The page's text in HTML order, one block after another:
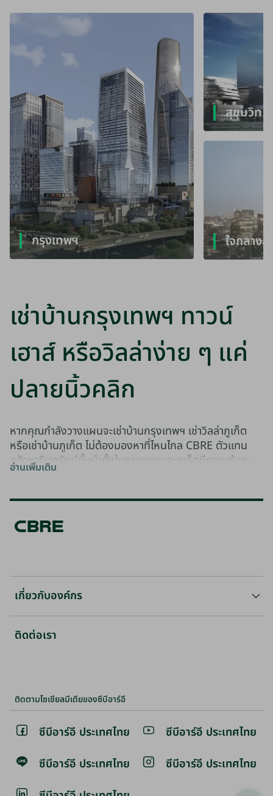
กรุงเทพฯ
สุขุมวิท
ใจกลาง
เช่าบ้านกรุงเทพฯ ทาวน์
เฮาส์ หรือวิลล่าง่าย ๆ แค่
ปลายนิ้วคลิก
หากคุณกำลังวางแผนจะเช่าบ้านกรุงเทพฯ เช่าวิลล่าภูเก็ต
หรือเช่าบ้านภูเก็ต ไม่ต้องมองหาที่ไหนไกล CBRE ตัวแทน
อสังหาริมทรัพย์ชั้นนำทั้งในกรุงเทพและภูเก็ตมีความรู้และ
ข้อมูลที่อัปเดต พร้อมช่วยคุณค้นหาบ้านเช่าที่ตรงตามความ
ในย่านใจกลางเมือง คุณจะพบบ้านเช่าหลากหลายรูปแบบ
ตั้งแต่บ้านขนาดใหญ่สำหรับครอบครัว ไปจนถึงวิลล่าสไตล์รี
ด้วยทำเลและขนาดที่แตกต่างหลากหลาย การค้นหาบ้านเช่า
ทำได้อย่างง่ายดายเพียงปลายนิ้วคลิก
หรือหากต้องการทางเลือกอื่น ๆ ทาวน์เฮาส์ให้เช่าในบริเวณ
ใจกลางเมืองที่มีสิ่งอำนวยความสะดวกครบครันเป็นอีกทาง
ทำให้เหมาะสำหรับผู้ที่ปรารถนาวิถีชีวิตสมัยใหม่ การเช่าทาวน์
เฮาส์อาจเป็นทางเลือกที่ดีสำหรับคุณ
หรือหากคุณต้องการความหรูหราเพิ่มขึ้น วิลล่าให้เช่าคืออีก
หนึ่งตัวเลือกที่ดีที่สุด ด้วยคุณสมบัติของวิลล่าที่ให้ความรู้สึก
ถึงความพิเศษและความเป็นส่วนตัวที่ไม่มีใครเทียบได้ ด้วย
อ่านเพิ่มเติม
เกี่ยวกับองค์กร
เกี่ยวกับเรา
ติดต่อเรา
ติดตามโซเชียลมีเดียของซีบีอาร์อี
ซีบีอาร์อี ประเทศไทย
ซีบีอาร์อี ประเทศไทย
ซีบีอาร์อี ประเทศไทย
ซีบีอาร์อี ประเทศไทย